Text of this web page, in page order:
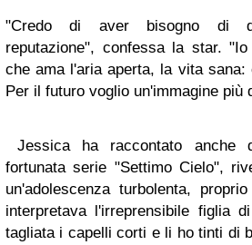
"Credo di aver bisogno di
reputazione", confessa la star.
che ama l'aria aperta, la vita sana:
Per il futuro voglio un'immagine più
Jessica ha raccontato anche
fortunata serie "Settimo Cielo",
un'adolescenza turbolenta,
interpretava l'irreprensibile figlia
tagliata i capelli corti e li ho tinti di